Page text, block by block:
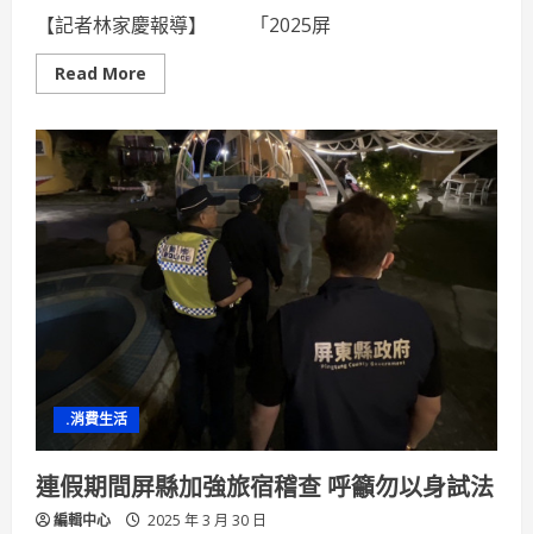
【記者林家慶報導】 「2025屏
Read More
more
屏
東
南
國
生
節」
4
月
12
登
場
狂
歡
四
週，
最
南
派
對
再
升
級!
.消費生活
連假期間屏縣加強旅宿稽查 呼籲勿以身試法
編輯中心 2025 年 3 月 30 日